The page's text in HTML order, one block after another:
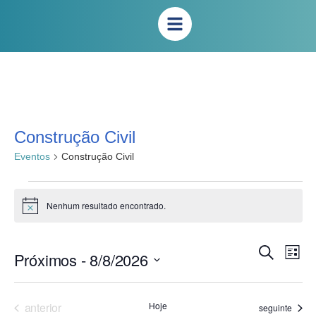
Construção Civil
Eventos Construção Civil
Notice Nenhum resultado encontrado.
e
Procurar
eventos
Lista
Próximos - 8/8/2026
data.Eventos
anterior Hoje Eventos
seguinte